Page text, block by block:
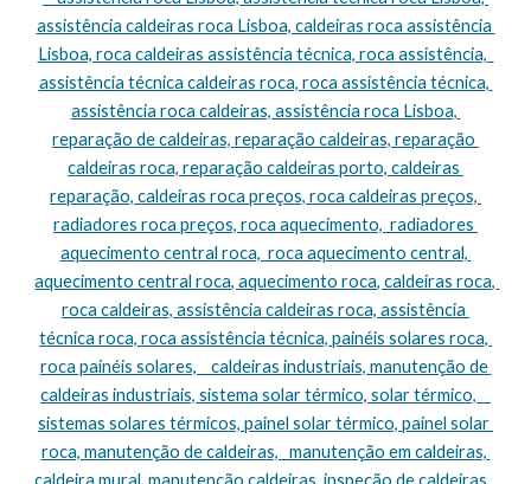
assistência caldeiras roca Lisboa, caldeiras roca assistência
Lisboa, roca caldeiras assistência técnica, roca assistência,
assistência técnica caldeiras roca, roca assistência técnica,
assistência roca caldeiras, assistência roca Lisboa,
reparação de caldeiras, reparação caldeiras, reparação
caldeiras roca, reparação caldeiras porto, caldeiras
reparação, caldeiras roca preços, roca caldeiras preços,
radiadores roca preços, roca aquecimento,  radiadores
aquecimento central roca,  roca aquecimento central,
aquecimento central roca, aquecimento roca, caldeiras roca,
roca caldeiras, assistência caldeiras roca, assistência
técnica roca, roca assistência técnica, painéis solares roca,
roca painéis solares,    caldeiras industriais, manutenção de
caldeiras industriais, sistema solar térmico, solar térmico,
sistemas solares térmicos, painel solar térmico, painel solar
roca, manutenção de caldeiras,   manutenção em caldeiras,
caldeira mural, manutenção caldeiras, inspeção de caldeiras,